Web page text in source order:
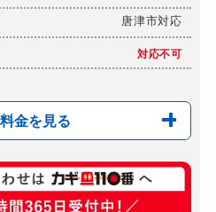
唐津市対応
対応不可
金を見る
600円(税込)～